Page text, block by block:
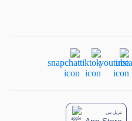
تنزيل من